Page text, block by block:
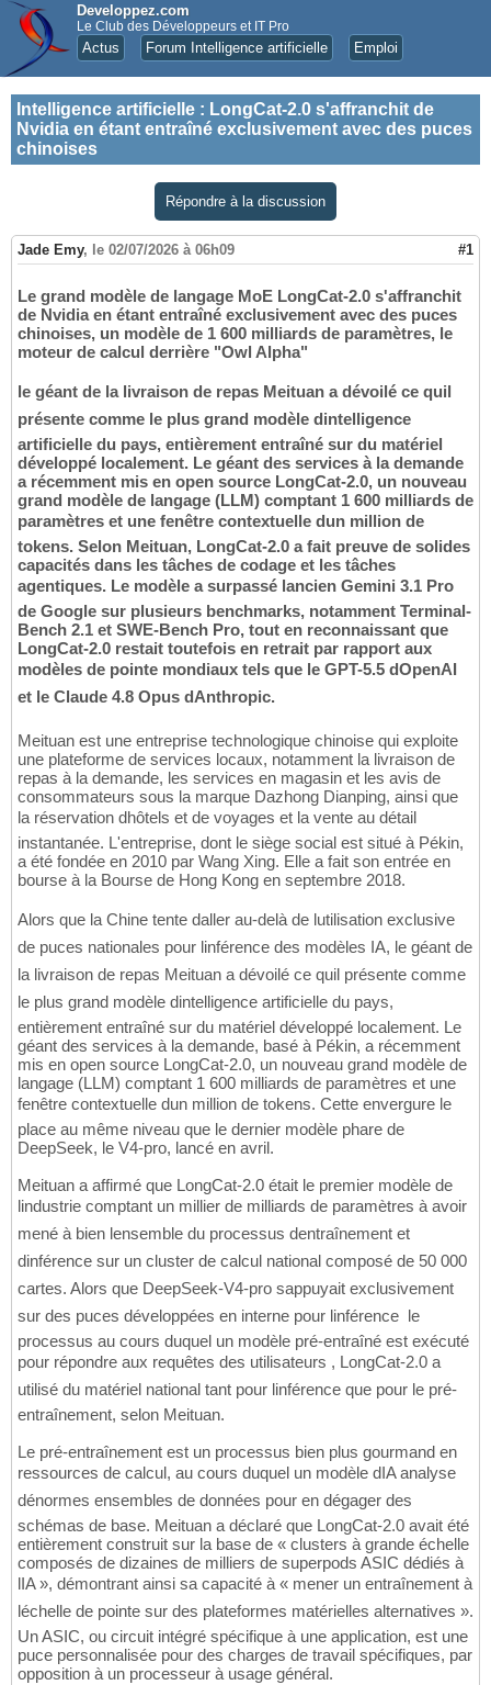
Developpez.com
Le Club des Développeurs et IT Pro
Actus Forum Intelligence artificielle Emploi
Intelligence artificielle : LongCat-2.0 s'affranchit de
Nvidia en étant entraîné exclusivement avec des puces
chinoises
Répondre à la discussion
Jade Emy, le 02/07/2026 à 06h09 #1
Le grand modèle de langage MoE LongCat-2.0 s'affranchit
de Nvidia en étant entraîné exclusivement avec des puces
chinoises, un modèle de 1 600 milliards de paramètres, le
moteur de calcul derrière "Owl Alpha"
le géant de la livraison de repas Meituan a dévoilé ce quil
présente comme le plus grand modèle dintelligence
artificielle du pays, entièrement entraîné sur du matériel
développé localement. Le géant des services à la demande
a récemment mis en open source LongCat-2.0, un nouveau
grand modèle de langage (LLM) comptant 1 600 milliards de
paramètres et une fenêtre contextuelle dun million de
tokens. Selon Meituan, LongCat-2.0 a fait preuve de solides
capacités dans les tâches de codage et les tâches
agentiques. Le modèle a surpassé lancien Gemini 3.1 Pro
de Google sur plusieurs benchmarks, notamment Terminal-
Bench 2.1 et SWE-Bench Pro, tout en reconnaissant que
LongCat-2.0 restait toutefois en retrait par rapport aux
modèles de pointe mondiaux tels que le GPT-5.5 dOpenAI
et le Claude 4.8 Opus dAnthropic.
Meituan est une entreprise technologique chinoise qui exploite
une plateforme de services locaux, notamment la livraison de
repas à la demande, les services en magasin et les avis de
consommateurs sous la marque Dazhong Dianping, ainsi que
la réservation dhôtels et de voyages et la vente au détail
instantanée. L'entreprise, dont le siège social est situé à Pékin,
a été fondée en 2010 par Wang Xing. Elle a fait son entrée en
bourse à la Bourse de Hong Kong en septembre 2018.
Alors que la Chine tente daller au-delà de lutilisation exclusive
de puces nationales pour linférence des modèles IA, le géant de
la livraison de repas Meituan a dévoilé ce quil présente comme
le plus grand modèle dintelligence artificielle du pays,
entièrement entraîné sur du matériel développé localement. Le
géant des services à la demande, basé à Pékin, a récemment
mis en open source LongCat-2.0, un nouveau grand modèle de
langage (LLM) comptant 1 600 milliards de paramètres et une
fenêtre contextuelle dun million de tokens. Cette envergure le
place au même niveau que le dernier modèle phare de
DeepSeek, le V4-pro, lancé en avril.
Meituan a affirmé que LongCat-2.0 était le premier modèle de
lindustrie comptant un millier de milliards de paramètres à avoir
mené à bien lensemble du processus dentraînement et
dinférence sur un cluster de calcul national composé de 50 000
cartes. Alors que DeepSeek-V4-pro sappuyait exclusivement
sur des puces développées en interne pour linférence  le
processus au cours duquel un modèle pré-entraîné est exécuté
pour répondre aux requêtes des utilisateurs , LongCat-2.0 a
utilisé du matériel national tant pour linférence que pour le pré-
entraînement, selon Meituan.
Le pré-entraînement est un processus bien plus gourmand en
ressources de calcul, au cours duquel un modèle dIA analyse
dénormes ensembles de données pour en dégager des
schémas de base. Meituan a déclaré que LongCat-2.0 avait été
entièrement construit sur la base de « clusters à grande échelle
composés de dizaines de milliers de superpods ASIC dédiés à
lIA », démontrant ainsi sa capacité à « mener un entraînement à
léchelle de pointe sur des plateformes matérielles alternatives ».
Un ASIC, ou circuit intégré spécifique à une application, est une
puce personnalisée pour des charges de travail spécifiques, par
opposition à un processeur à usage général.